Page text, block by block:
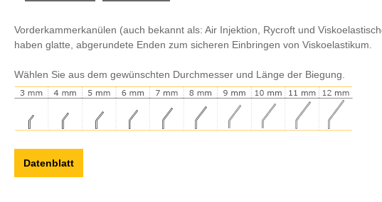
Vorderkammerkanülen (auch bekannt als: Air Injektion, Rycroft und
haben glatte, abgerundete Enden zum sicheren Einbringen von Viskoelastikum.
Wählen Sie aus dem gewünschten Durchmesser und Länge der Biegung.
Datenblatt